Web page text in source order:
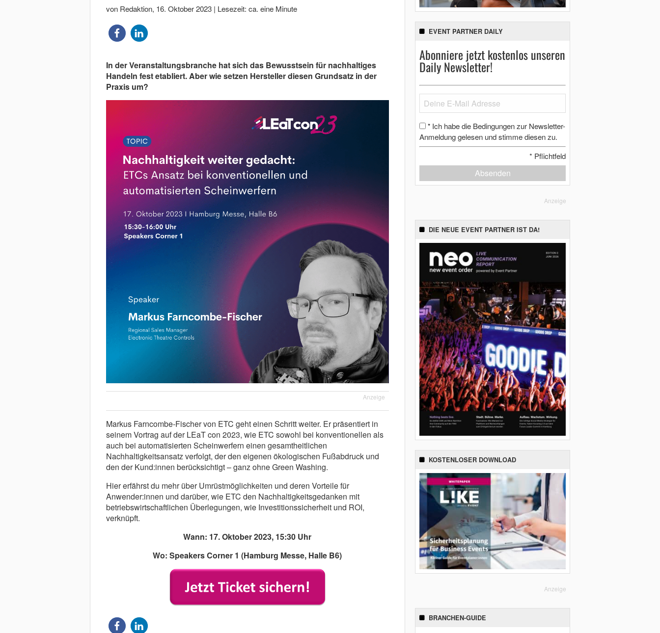
von Redaktion, 16. Oktober 2023 | Lesezeit: ca. eine Minute
In der Veranstaltungsbranche hat sich das Bewusstsein für nachhaltiges
Handeln fest etabliert. Aber wie setzen Hersteller diesen Grundsatz in der
Praxis um?
Anzeige
Markus Farncombe-Fischer von ETC geht einen Schritt weiter. Er präsentiert in
seinem Vortrag auf der LEaT con 2023, wie ETC sowohl bei konventionellen als
auch bei automatisierten Scheinwerfern einen gesamtheitlichen
Nachhaltigkeitsansatz verfolgt, der den eigenen ökologischen Fußabdruck und
den der Kund:innen berücksichtigt – ganz ohne Green Washing.
Hier erfährst du mehr über Umrüstmöglichkeiten und deren Vorteile für
Anwender:innen und darüber, wie ETC den Nachhaltigkeitsgedanken mit
betriebswirtschaftlichen Überlegungen, wie Investitionssicherheit und ROI,
verknüpft.
Wann: 17. Oktober 2023, 15:30 Uhr
Wo: Speakers Corner 1 (Hamburg Messe, Halle B6)
EVENT PARTNER DAILY
Abonniere jetzt kostenlos unseren
Daily Newsletter!
* Ich habe die Bedingungen zur Newsletter-
Anmeldung gelesen und stimme diesen zu.
* Pflichtfeld
Absenden
Anzeige
DIE NEUE EVENT PARTNER IST DA!
KOSTENLOSER DOWNLOAD
Anzeige
BRANCHEN-GUIDE